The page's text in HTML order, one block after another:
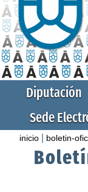
Diputación
Sede
inicio boletin-